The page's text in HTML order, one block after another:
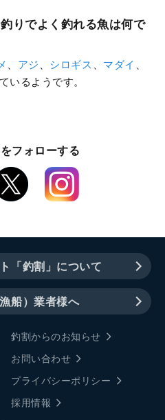
りでよく釣れる魚は何で
、 アジ 、 シロギス
「釣割」について
船）業者様へ